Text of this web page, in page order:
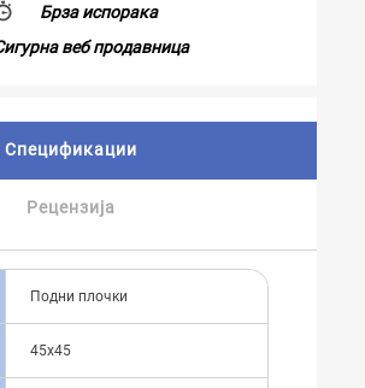
Брза испорака
веб продавница
Спецификации
Рецензија
Подни плочки
45x45